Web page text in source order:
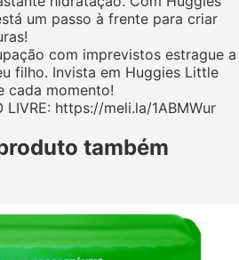
um passo à frente para criar
com imprevistos estrague a
filho. Invista em Huggies Little
cada momento!
LIVRE: https://meli.la/1ABMWur
também